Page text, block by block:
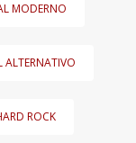
MODERNO
ALTERNATIVO
ROCK